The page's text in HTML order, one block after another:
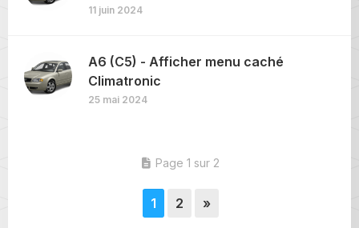
11 juin 2024
A6 (C5) - Afficher menu caché
Climatronic
25 mai 2024
Page 1 sur 2
1 2 »